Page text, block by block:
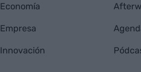
Economía
Empresa
Innovación